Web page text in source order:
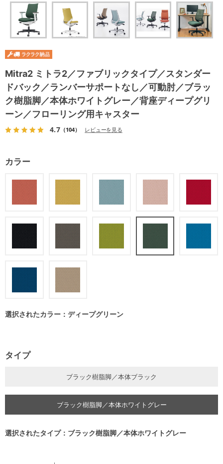
Mitra2 ミトラ2／ファブリックタイプ／スタンダー
ドバック／ランバーサポートなし／可動肘／ブラッ
ク樹脂脚／本体ホワイトグレー／背座ディープグリ
ーン／フローリング用キャスター
4.7（104） レビューを見る
カラー
選択されたカラー：ディープグリーン
タイプ
ブラック樹脂脚／本体ブラック
ブラック樹脂脚／本体ホワイトグレー
選択されたタイプ：ブラック樹脂脚／本体ホワイトグレー